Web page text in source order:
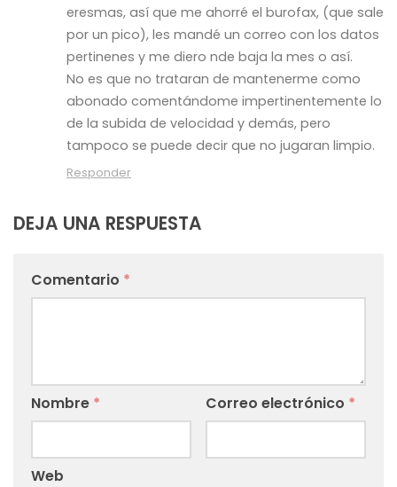
eresmas, así que me ahorré el burofax, (que sale
por un pico), les mandé un correo con los datos
pertinenes y me diero nde baja la mes o así.
No es que no trataran de mantenerme como
abonado comentándome impertinentemente lo
de la subida de velocidad y demás, pero
tampoco se puede decir que no jugaran limpio.
Responder
DEJA UNA RESPUESTA
Comentario *
Nombre * Correo electrónico *
Web